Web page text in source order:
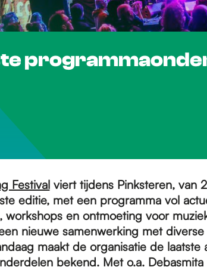
Festivalviert tijdens Pinksteren, van
editie, met een programma vol
workshops en ontmoeting voor
nieuwe samenwerking met
maakt de organisatie de laatste
bekend. Met o.a. Debasmita